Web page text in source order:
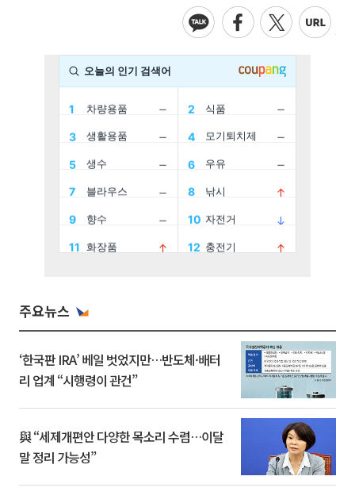
주요뉴스
‘한국판 IRA’ 베일 벗었지만…반도체·배터
리 업계 “시행령이 관건”
與 “세제개편안 다양한 목소리 수렴…이달
말 정리 가능성”